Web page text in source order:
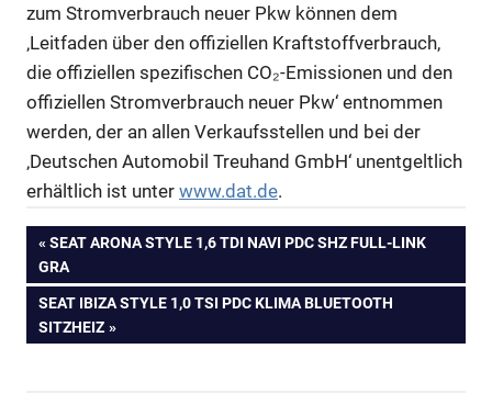
zum Stromverbrauch neuer Pkw können dem
‚Leitfaden über den offiziellen Kraftstoffverbrauch,
die offiziellen spezifischen CO₂-Emissionen und den
offiziellen Stromverbrauch neuer Pkw‘ entnommen
werden, der an allen Verkaufsstellen und bei der
‚Deutschen Automobil Treuhand GmbH‘ unentgeltlich
erhältlich ist unter www.dat.de.
Beitragsnavigation
VORHERIGER
BEITRAG:
SEAT ARONA STYLE 1,6 TDI NAVI PDC SHZ FULL-LINK
GRA
NÄCHSTER
BEITRAG:
SEAT IBIZA STYLE 1,0 TSI PDC KLIMA BLUETOOTH
SITZHEIZ